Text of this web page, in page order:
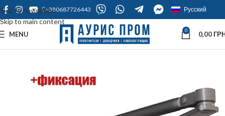
Skip to navigation
Skip to main content
+380687726443 Русский
MENU 0 0,00